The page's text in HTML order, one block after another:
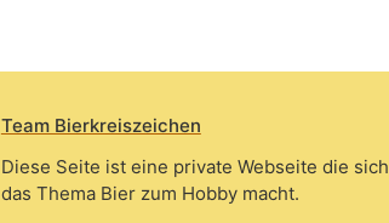
Team Bierkreiszeichen
Diese Seite ist eine private Webseite die sich
das Thema Bier zum Hobby macht.